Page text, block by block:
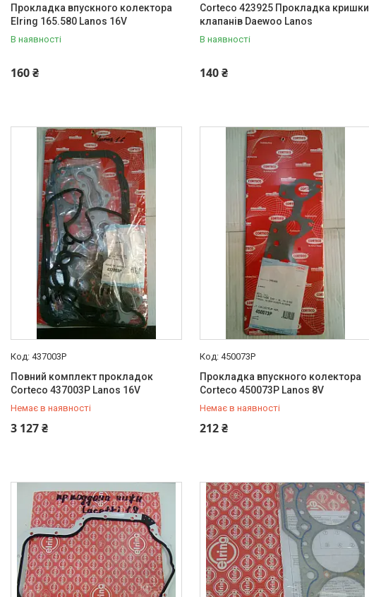
Оптика, дзеркала
управління
BCGUMA
Брелок для ключів
Доставка та оплата
Про компанію
Новини
Статті
Відгуки
Прокладка впускного колектора
Elring 165.580 Lanos 16V
В наявності
160 ₴
Corteco 423925 Прокладка кришки
клапанів Daewoo Lanos
В наявності
140 ₴
437003P
Повний комплект прокладок
Corteco 437003P Lanos 16V
Немає в наявності
3 127 ₴
+380 (95) 487-34-43
450073P
Прокладка впускного колектора
Corteco 450073P Lanos 8V
Немає в наявності
212 ₴
+380 (95) 487-34-43